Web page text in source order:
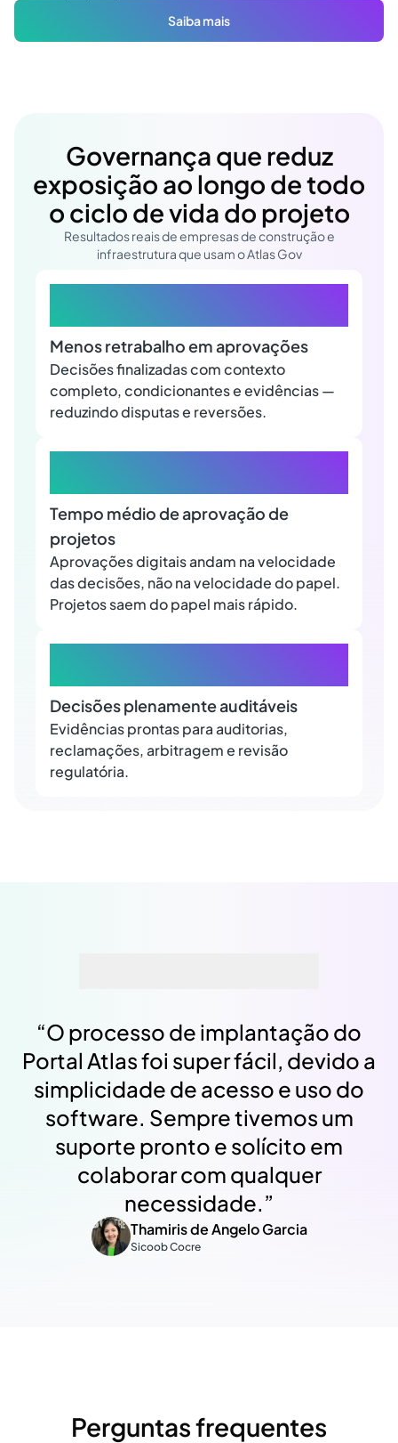
Saiba mais
Governança que reduz
exposição ao longo de todo
o ciclo de vida do projeto
Resultados reais de empresas de construção e
infraestrutura que usam o Atlas Gov
Menos retrabalho em aprovações
Decisões finalizadas com contexto
completo, condicionantes e evidências —
reduzindo disputas e reversões.
Tempo médio de aprovação de
projetos
Aprovações digitais andam na velocidade
das decisões, não na velocidade do papel.
Projetos saem do papel mais rápido.
Decisões plenamente auditáveis
Evidências prontas para auditorias,
reclamações, arbitragem e revisão
regulatória.
“O processo de implantação do
Portal Atlas foi super fácil, devido a
simplicidade de acesso e uso do
software. Sempre tivemos um
suporte pronto e solícito em
colaborar com qualquer
necessidade.”
Thamiris de Angelo Garcia
Sicoob Cocre
Perguntas frequentes